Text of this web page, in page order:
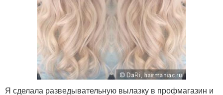
Я сделала разведывательную вылазку в профмагазин и